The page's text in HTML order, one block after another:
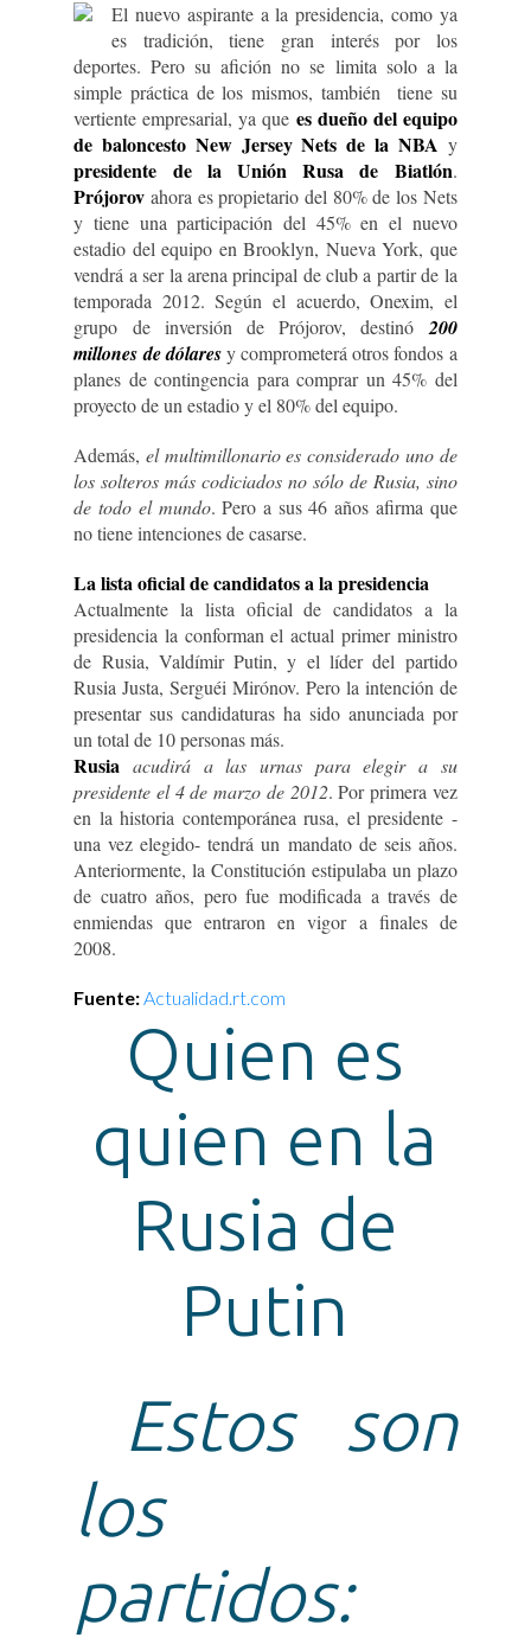
El nuevo aspirante a la presidencia, como ya
es tradición, tiene gran interés por los
deportes. Pero su afición no se limita solo a la
simple práctica de los mismos, también tiene su
vertiente empresarial, ya que es dueño del equipo
de baloncesto New Jersey Nets de la NBA y
presidente de la Unión Rusa de Biatlón.
Prójorov ahora es propietario del 80% de los Nets
y tiene una participación del 45% en el nuevo
estadio del equipo en Brooklyn, Nueva York, que
vendrá a ser la arena principal de club a partir de la
temporada 2012. Según el acuerdo, Onexim, el
grupo de inversión de Prójorov, destinó200
millones de dólaresy comprometerá otros fondos a
planes de contingencia para comprar un 45% del
proyecto de un estadio y el 80% del equipo.
Además,el multimillonario es considerado uno de
los solteros más codiciados no sólo de Rusia, sino
de todo el mundo. Pero a sus 46 años afirma que
no tiene intenciones de casarse.
La lista oficial de candidatos a la presidencia
Actualmente la lista oficial de candidatos a la
presidencia la conforman el actual primer ministro
de Rusia, Valdímir Putin, y el líder del partido
Rusia Justa, Serguéi Mirónov. Pero la intención de
presentar sus candidaturas ha sido anunciada por
un total de 10 personas más.
Rusia acudirá a las urnas para elegir a su
presidente el 4 de marzo de 2012. Por primera vez
en la historia contemporánea rusa, el presidente -
una vez elegido- tendrá un mandato de seis años.
Anteriormente, la Constitución estipulaba un plazo
de cuatro años, pero fue modificada a través de
enmiendas que entraron en vigor a finales de
2008.
Fuente:Actualidad.rt.com
Quien es
quien en la
Rusia de
Putin
Estos son
los
partidos: